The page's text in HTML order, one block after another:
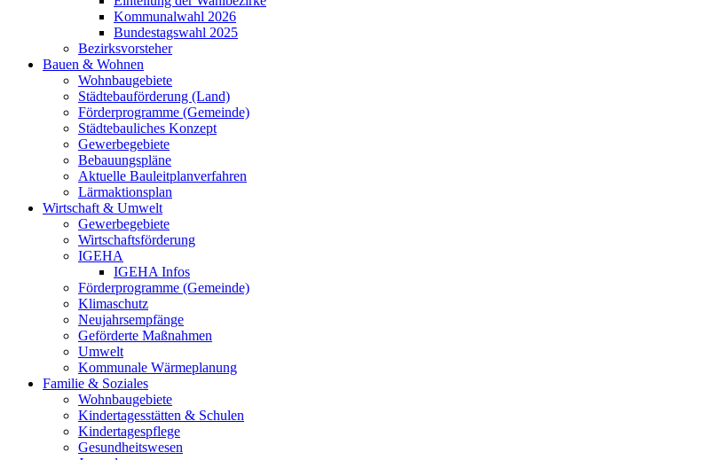
Kommunalwahl 2026
Bundestagswahl 2025
Bezirksvorsteher
Bauen & Wohnen
Wohnbaugebiete
Städtebauförderung (Land)
Förderprogramme (Gemeinde)
Städtebauliches Konzept
Gewerbegebiete
Bebauungspläne
Aktuelle Bauleitplanverfahren
Lärmaktionsplan
Wirtschaft & Umwelt
Gewerbegebiete
Wirtschaftsförderung
IGEHA
IGEHA Infos
Förderprogramme (Gemeinde)
Klimaschutz
Neujahrsempfänge
Geförderte Maßnahmen
Umwelt
Kommunale Wärmeplanung
Familie & Soziales
Wohnbaugebiete
Kindertagesstätten & Schulen
Kindertagespflege
Gesundheitswesen